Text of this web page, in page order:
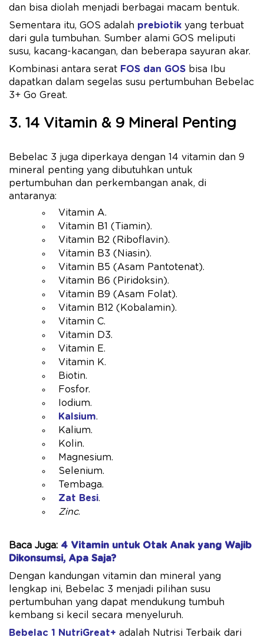
dan bisa diolah menjadi berbagai macam bentuk.
Sementara itu, GOS adalah prebiotik yang terbuat
dari gula tumbuhan. Sumber alami GOS meliputi
susu, kacang-kacangan, dan beberapa sayuran akar.
Kombinasi antara serat FOS dan GOS bisa Ibu
dapatkan dalam segelas susu pertumbuhan Bebelac
3+ Go Great.
3. 14 Vitamin & 9 Mineral Penting
Bebelac 3 juga diperkaya dengan 14 vitamin dan 9
mineral penting yang dibutuhkan untuk
pertumbuhan dan perkembangan anak, di
antaranya:
Vitamin A.
Vitamin B1 (Tiamin).
Vitamin B2 (Riboflavin).
Vitamin B3 (Niasin).
Vitamin B5 (Asam Pantotenat).
Vitamin B6 (Piridoksin).
Vitamin B9 (Asam Folat).
Vitamin B12 (Kobalamin).
Vitamin C.
Vitamin D3.
Vitamin E.
Vitamin K.
Biotin.
Fosfor.
Iodium.
Kalsium.
Kalium.
Kolin.
Magnesium.
Selenium.
Tembaga.
Zat Besi.
Zinc.
Baca Juga: 4 Vitamin untuk Otak Anak yang Wajib
Dikonsumsi, Apa Saja?
Dengan kandungan vitamin dan mineral yang
lengkap ini, Bebelac 3 menjadi pilihan susu
pertumbuhan yang dapat mendukung tumbuh
kembang si kecil secara menyeluruh.
Bebelac 1 NutriGreat+ adalah Nutrisi Terbaik dari